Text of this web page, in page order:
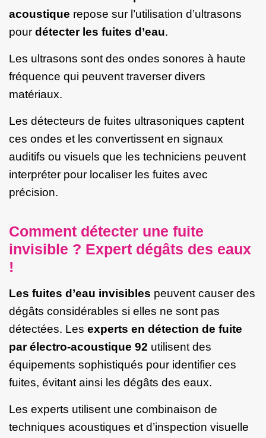
acoustique repose sur l’utilisation d’ultrasons
pour détecter les fuites d’eau.
Les ultrasons sont des ondes sonores à haute
fréquence qui peuvent traverser divers
matériaux.
Les détecteurs de fuites ultrasoniques captent
ces ondes et les convertissent en signaux
auditifs ou visuels que les techniciens peuvent
interpréter pour localiser les fuites avec
précision.
Comment détecter une fuite
invisible ? Expert dégâts des eaux
!
Les fuites d’eau invisibles peuvent causer des
dégâts considérables si elles ne sont pas
détectées. Les experts en détection de fuite
par électro-acoustique 92 utilisent des
équipements sophistiqués pour identifier ces
fuites, évitant ainsi les dégâts des eaux.
Les experts utilisent une combinaison de
techniques acoustiques et d’inspection visuelle